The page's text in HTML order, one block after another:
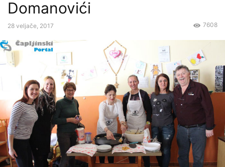
Domanovići
28 veljače, 2017 7608